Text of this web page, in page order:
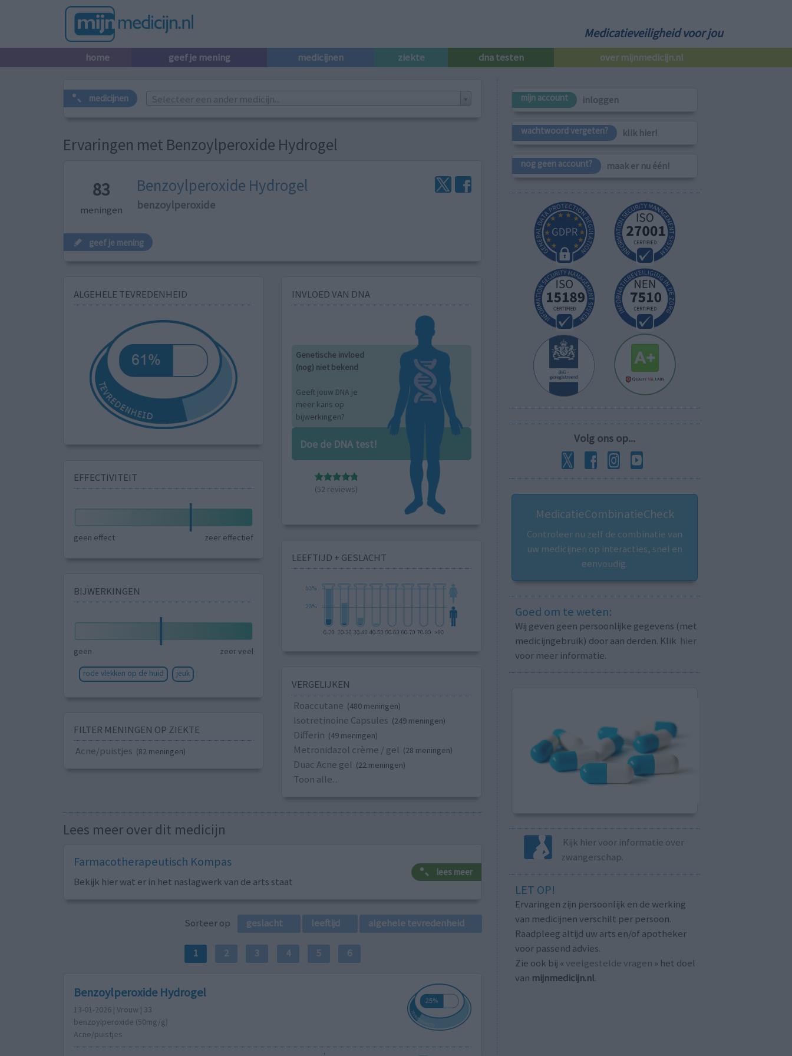
Medicatieveiligheid voor jou
home geef je mening medicijnen ziekte dna testen over mijnmedicijn.nl
medicijnen Selecteer een ander medicijn...
Ervaringen met Benzoylperoxide Hydrogel
83
meningen
Benzoylperoxide Hydrogel
benzoylperoxide
geef je mening
ALGEHELE TEVREDENHEID
EFFECTIVITEIT
geen effect zeer effectief
BIJWERKINGEN
geen zeer veel
rode vlekken op de huid jeuk
FILTER MENINGEN OP ZIEKTE
Acne/puistjes (82 meningen)
INVLOED VAN DNA
Genetische invloed
(nog) niet bekend
Geeft jouw DNA je
meer kans op
bijwerkingen?
Doe de DNA test!
(52 reviews)
LEEFTIJD + GESLACHT
VERGELIJKEN
Roaccutane (480 meningen)
Isotretinoine Capsules (249 meningen)
Differin (49 meningen)
Metronidazol crème / gel (28 meningen)
Duac Acne gel (22 meningen)
Toon alle...
Lees meer over dit medicijn
Farmacotherapeutisch Kompas
Bekijk hier wat er in het naslagwerk van de arts staat
lees meer
Sorteer op geslacht leeftijd algehele tevredenheid
1 2 3 4 5 6
Benzoylperoxide Hydrogel
13-01-2026 | Vrouw | 33
benzoylperoxide (50mg/g)
Acne/puistjes
mijn account inloggen
wachtwoord vergeten? klik hier!
nog geen account? maak er nu één!
Volg ons op...
MedicatieCombinatieCheck
Controleer nu zelf de combinatie van
uw medicijnen op interacties, snel en
eenvoudig.
Goed om te weten:
Wij geven geen persoonlijke gegevens (met
medicijngebruik) door aan derden. Klik hier
voor meer informatie.
Kijk hier voor informatie over
zwangerschap.
LET OP!
Ervaringen zijn persoonlijk en de werking
van medicijnen verschilt per persoon.
Raadpleeg altijd uw arts en/of apotheker
voor passend advies.
Zie ook bij « veelgestelde vragen » het doel
van mijnmedicijn.nl.